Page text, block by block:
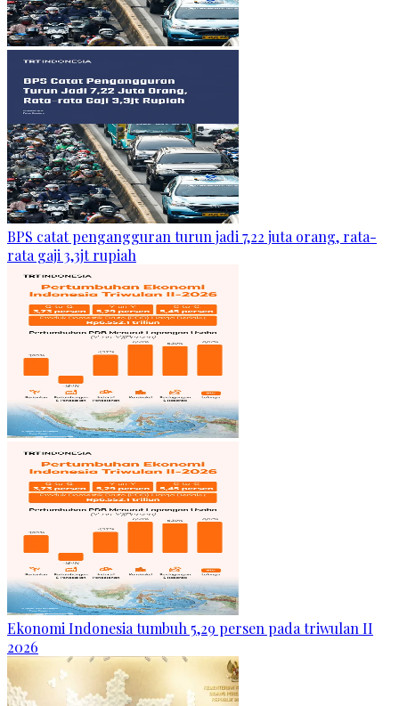
BPS catat pengangguran turun jadi 7,22 juta orang, rata-
rata gaji 3,3jt rupiah
Ekonomi Indonesia tumbuh 5,29 persen pada triwulan II
2026